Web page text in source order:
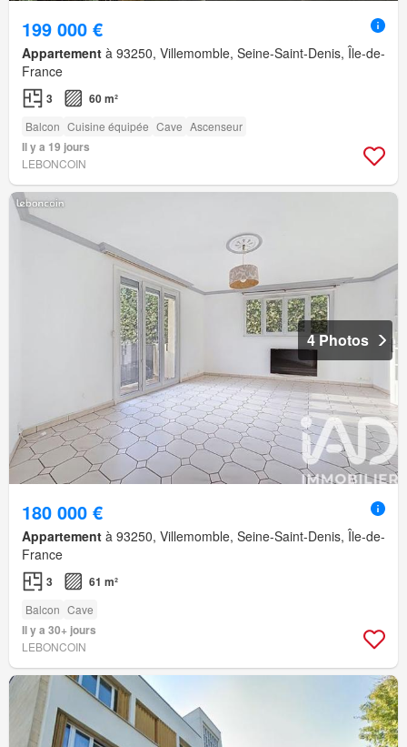
199 000 €
Appartement à 93250, Villemomble, Seine-Saint-Denis, Île-de-
France
3 60 m²
Balcon Cuisine équipée Cave Ascenseur
Il y a 19 jours
LEBONCOIN
4 Photos
180 000 €
Appartement à 93250, Villemomble, Seine-Saint-Denis, Île-de-
France
3 61 m²
Balcon Cave
Il y a 30+ jours
LEBONCOIN